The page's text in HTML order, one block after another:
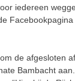
iedereen
Facebookpagina
de afgesloten
Bambacht